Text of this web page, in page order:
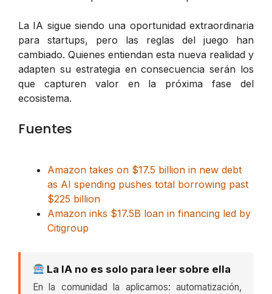
La IA sigue siendo una oportunidad extraordinaria
para startups, pero las reglas del juego han
cambiado. Quienes entiendan esta nueva realidad y
adapten su estrategia en consecuencia serán los
que capturen valor en la próxima fase del
ecosistema.
Fuentes
Amazon takes on $17.5 billion in new debt
as AI spending pushes total borrowing past
$225 billion
Amazon inks $17.5B loan in financing led by
Citigroup
La IA no es solo para leer sobre ella
En la comunidad la aplicamos: automatización,